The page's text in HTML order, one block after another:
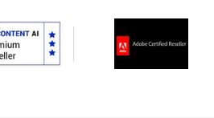
журнале, отправку по электронной
по самовосстановлению, такие как
учет